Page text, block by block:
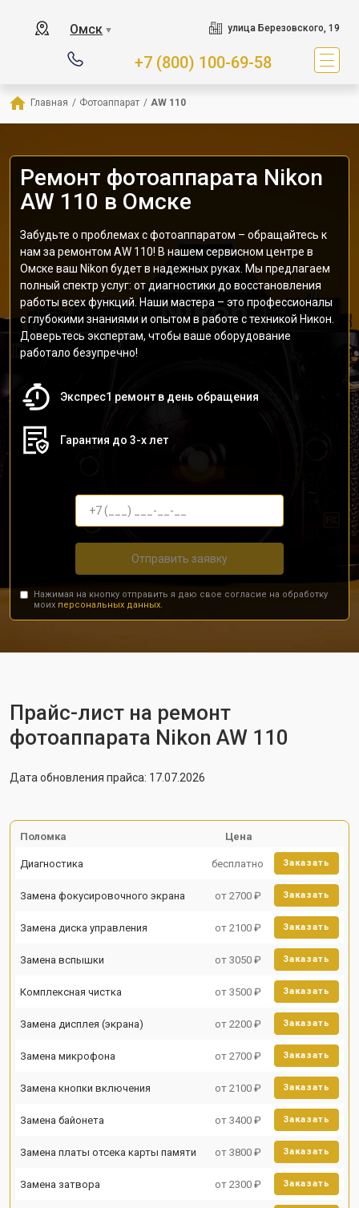
Омск ▼ улица Березовского, 19
+7 (800) 100-69-58
Главная / Фотоаппарат / AW 110
Ремонт фотоаппарата Nikon
AW 110 в Омске
Забудьте о проблемах с фотоаппаратом – обращайтесь к
нам за ремонтом AW 110! В нашем сервисном центре в
Омске ваш Nikon будет в надежных руках. Мы предлагаем
полный спектр услуг: от диагностики до восстановления
работы всех функций. Наши мастера – это профессионалы
с глубокими знаниями и опытом в работе с техникой Никон.
Доверьтесь экспертам, чтобы ваше оборудование
работало безупречно!
Экспрес1 ремонт в день обращения
Гарантия до 3-х лет
Отправить заявку
Нажимая на кнопку отправить я даю свое согласие на обработку
моих персональных данных.
Прайс-лист на ремонт
фотоаппарата Nikon AW 110
Дата обновления прайса: 17.07.2026
Поломка Цена
Диагностика бесплатно Заказать
Замена фокусировочного экрана от 2700 ₽ Заказать
Замена диска управления от 2100 ₽ Заказать
Замена вспышки от 3050 ₽ Заказать
Комплексная чистка от 3500 ₽ Заказать
Замена дисплея (экрана) от 2200 ₽ Заказать
Замена микрофона от 2700 ₽ Заказать
Замена кнопки включения от 2100 ₽ Заказать
Замена байонета от 3400 ₽ Заказать
Замена платы отсека карты памяти от 3800 ₽ Заказать
Замена затвора от 2300 ₽ Заказать